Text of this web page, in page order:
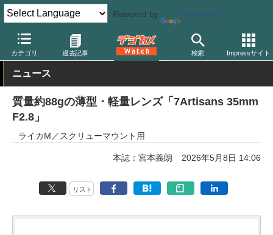
Powered by Translate
カテゴリ 過去記事 検索 Impressサイト
デジカメ Watch レンズ 交換レンズ
ニュース
質量約88gの薄型・軽量レンズ「7Artisans 35mm
F2.8」
ライカM／スクリューマウント用
本誌：宮本義朗 2026年5月8日 14:06
リスト